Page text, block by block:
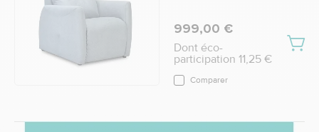
999,00 €
Dont éco-
participation 11,25 €
Comparer